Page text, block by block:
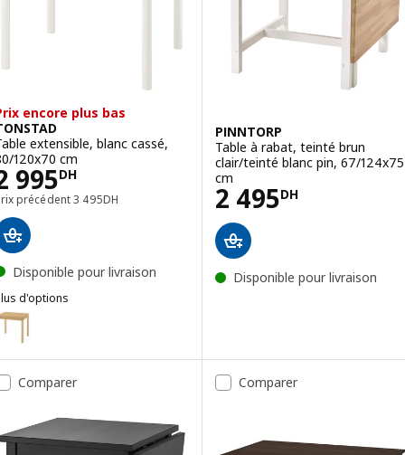
encore plus bas
extensible, blanc cassé,
120x70 cm
995DH
2995DH
précédent3 495DH
Prix précédent 3495DH
Disponible pour livraison
d'options
: TONSTAD, Table extensible, plaqué chêne, 80/120x70 cm
PINNTORP
Table à rabat, teinté brun
clair/teinté blanc pin, 67/124x75
cm
2 495DH
Prix 2495DH
Disponible pour livraison
Comparer Comparer